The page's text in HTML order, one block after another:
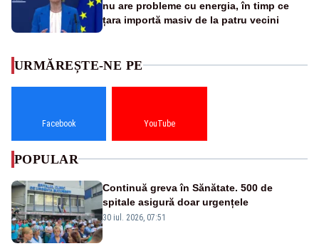
nu are probleme cu energia, în timp ce
țara importă masiv de la patru vecini
URMĂREȘTE-NE PE
Facebook YouTube
POPULAR
Continuă greva în Sănătate. 500 de
spitale asigură doar urgențele
30 iul. 2026, 07:51